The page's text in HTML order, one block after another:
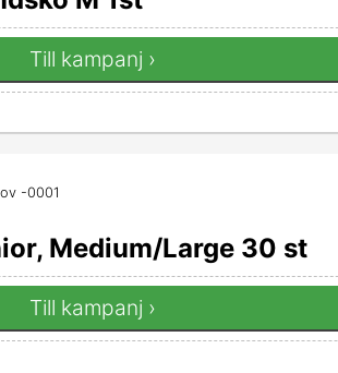
Till kampanj ›
-0001
Medium/Large 30 st
Till kampanj ›